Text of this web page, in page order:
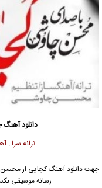
دانلود
ترانه سرا
جهت دانلود آهنگ کجایی ازمحسن
رسانه موسیقی